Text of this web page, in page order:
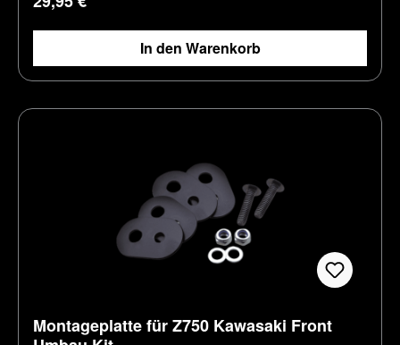
In den Warenkorb
Montageplatte für Z750 Kawasaki Front